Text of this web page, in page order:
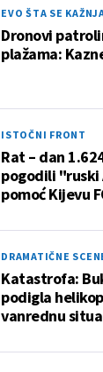
EVO ŠTA SE
Dronovi
plažama:
ISTOČNI FRONT
Rat – dan
pogodili "ruski
pomoć Kijevu
DRAMATIČNE
Katastrofa:
podigla
vanrednu